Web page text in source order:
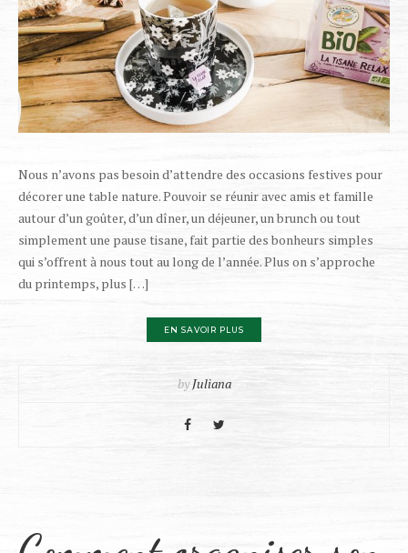
Nous n’avons pas besoin d’attendre des occasions festives pour
décorer une table nature. Pouvoir se réunir avec amis et famille
autour d’un goûter, d’un dîner, un déjeuner, un brunch ou tout
simplement une pause tisane, fait partie des bonheurs simples
qui s’offrent à nous tout au long de l’année. Plus on s’approche
du printemps, plus […]
EN SAVOIR PLUS
byJuliana